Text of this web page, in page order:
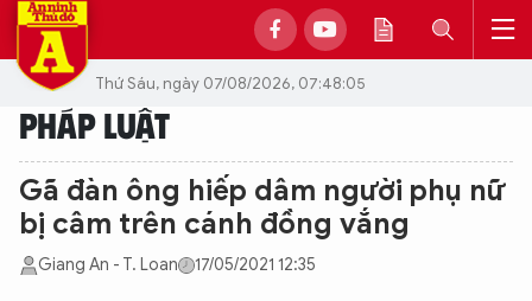
Thứ Sáu, ngày 07/08/2026, 07:48:05
PHÁP LUẬT
Gã đàn ông hiếp dâm người phụ nữ
bị câm trên cánh đồng vắng
Giang An - T. Loan 17/05/2021 12:35